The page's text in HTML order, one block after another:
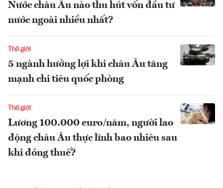
Nước châu Âu nào thu hút vốn đầu tư
nước ngoài nhiều nhất?
Thế giới
5 ngành hưởng lợi khi châu Âu tăng
mạnh chi tiêu quốc phòng
Thế giới
Lương 100.000 euro/năm, người lao
động châu Âu thực lĩnh bao nhiêu sau
khi đóng thuế?